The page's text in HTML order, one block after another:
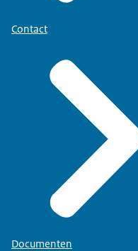
Contact
Documenten